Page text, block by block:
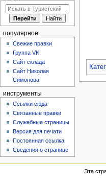
популярное
Свежие правки
Группа VK
Сайт склада
Сайт Николая
Симонова
инструменты
Ссылки сюда
Связанные правки
Служебные страницы
Версия для печати
Постоянная ссылка
Сведения о странице
Эта